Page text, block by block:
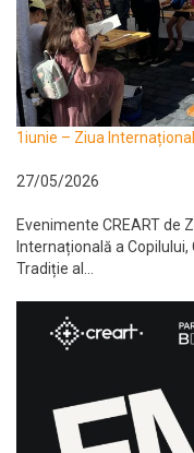
1iunie – Ziua
27/05/2026
Evenimente CREART de
Internațională a Copilului,
Tradiție al...